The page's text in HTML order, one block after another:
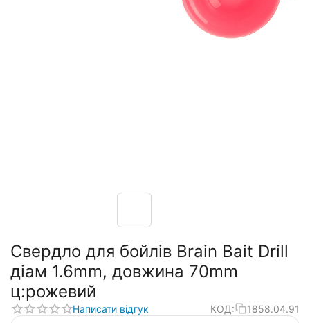
Свердло для бойлів Brain Bait Drill
діам 1.6mm, довжина 70mm
ц:рожевий
Написати відгук КОД: 1858.04.91